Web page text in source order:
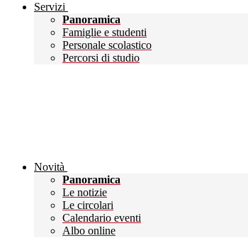
Servizi
Panoramica
Famiglie e studenti
Personale scolastico
Percorsi di studio
Novità
Panoramica
Le notizie
Le circolari
Calendario eventi
Albo online